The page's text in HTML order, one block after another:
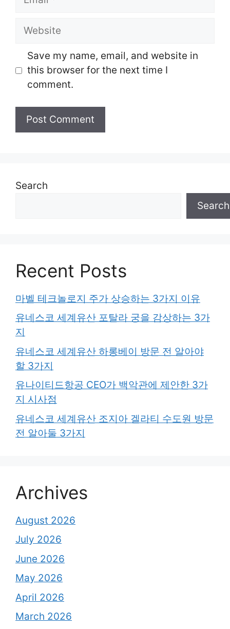
Website
Save my name, email, and website in
this browser for the next time I
comment.
Search
Search
Recent Posts
마벨 테크놀로지 주가 상승하는 3가지 이유
유네스코 세계유산 포탈라 궁을 감상하는 3가
지
유네스코 세계유산 하롱베이 방문 전 알아야
할 3가지
유나이티드항공 CEO가 백악관에 제안한 3가
지 시사점
유네스코 세계유산 조지아 겔라티 수도원 방문
전 알아둘 3가지
Archives
August 2026
July 2026
June 2026
May 2026
April 2026
March 2026